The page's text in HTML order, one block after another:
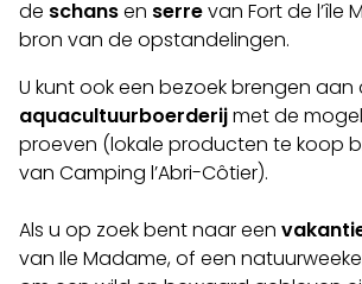
de schansen serrevan Fort de l’île
bron van de opstandelingen.
U kunt ook een bezoek brengen aan
aquacultuurboerderijmet de
proeven (lokale producten te koop
van Camping l’Abri-Côtier).
Als u op zoek bent naar een
van Ile Madame, of een